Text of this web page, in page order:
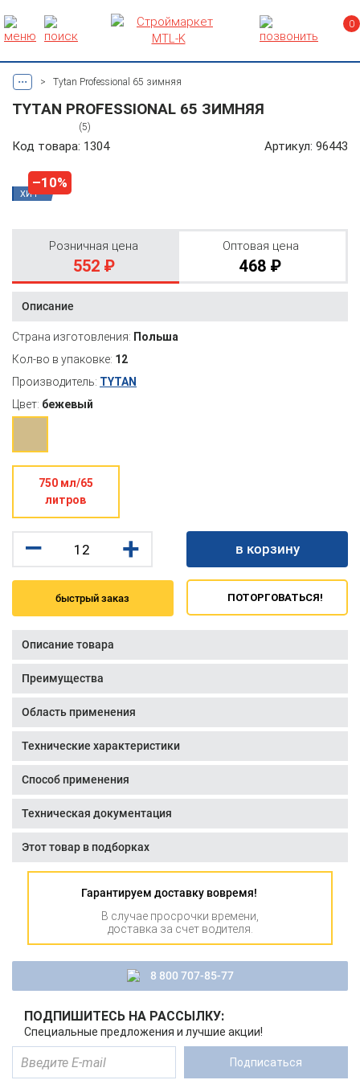
0
... > Tytan Professional 65 зимняя
TYTAN PROFESSIONAL 65 ЗИМНЯЯ
(5)
Код товара: 1304 Артикул: 96443
ХИТ
–10%
Розничная цена
552 ₽
Оптовая цена
468 ₽
Описание
Страна изготовления: Польша
Кол-во в упаковке: 12
Производитель: TYTAN
Цвет: бежевый
750 мл/65
литров
– + в корзину
быстрый заказ ПОТОРГОВАТЬСЯ!
Описание товара
Преимущества
Область применения
Технические характеристики
Способ применения
Техническая документация
Этот товар в подборках
Гарантируем доставку вовремя!
В случае просрочки времени,
доставка за счет водителя.
8 800 707-85-77
ПОДПИШИТЕСЬ НА РАССЫЛКУ:
Специальные предложения и лучшие акции!
Подписаться